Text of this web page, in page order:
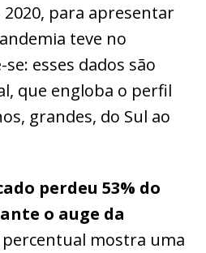
para apresentar
teve no
esses dados são
que engloba o perfil
grandes, do Sul ao
perdeu 53% do
o auge da
percentual mostra uma